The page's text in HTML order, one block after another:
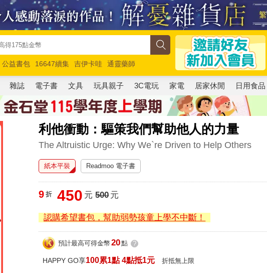
公益書包 16647續集 吉伊卡哇
通靈藥師
馬斯克 玩具總動員5 超慢跑
雜誌 電子書 文具 玩具親子 3C電玩 家電 居家休閒 日用食品
利他衝動：驅策我們幫助他人的力量
The Altruistic Urge: Why We`re Driven to Help Others
紙本平裝 Readmoo 電子書
9 折 450 元 500元
認購希望書包，幫助弱勢孩童上學不中斷！
預計最高可得金幣 20點 ?
HAPPY GO享100累1點 4點抵1元 折抵無上限